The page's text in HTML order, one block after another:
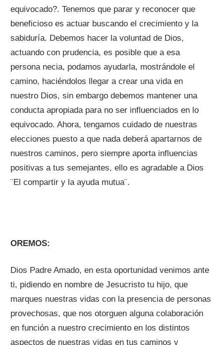
equivocado?. Tenemos que parar y reconocer que
beneficioso es actuar buscando el crecimiento y la
sabiduría. Debemos hacer la voluntad de Dios,
actuando con prudencia, es posible que a esa
persona necia, podamos ayudarla, mostrándole el
camino, haciéndolos llegar a crear una vida en
nuestro Dios, sin embargo debemos mantener una
conducta apropiada para no ser influenciados en lo
equivocado. Ahora, tengamos cuidado de nuestras
elecciones puesto a que nada deberá apartarnos de
nuestros caminos, pero siempre aporta influencias
positivas a tus semejantes, ello es agradable a Dios
¨El compartir y la ayuda mutua¨.
OREMOS:
Dios Padre Amado, en esta oportunidad venimos ante
ti, pidiendo en nombre de Jesucristo tu hijo, que
marques nuestras vidas con la presencia de personas
provechosas, que nos otorguen alguna colaboración
en función a nuestro crecimiento en los distintos
aspectos de nuestras vidas en tus caminos y